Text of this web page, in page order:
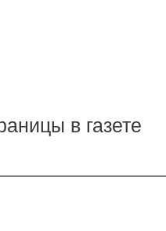
в газете